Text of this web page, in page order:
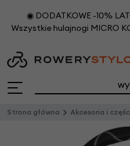
◉ DODATKOWE -10%
Wszystkie hulajnogi MICRO
Strona główna Akcesoria i